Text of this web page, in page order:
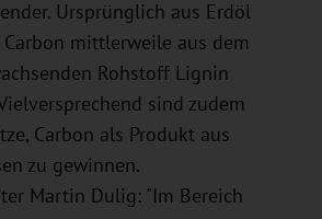
Ursprünglich aus Erdöl
mittlerweile aus dem
Rohstoff Lignin
sind zudem
Carbon als Produkt aus
zu gewinnen.
Martin Dulig: "Im Bereich